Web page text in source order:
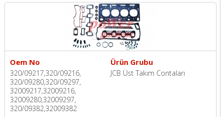
Oem No
320/09217,320/09216,
320/09280,320/09297,
32009217,32009216,
32009280,32009297,
320/09382,32009382
Ürün Grubu
JCB Üst Takım Contaları